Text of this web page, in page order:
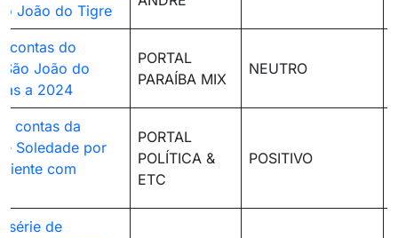
João do Tigre
contas do
João do
a 2024
PORTAL
PARAÍBA MIX
NEUTRO
contas da
Soledade por
com
PORTAL
POLÍTICA &
ETC
POSITIVO
série de